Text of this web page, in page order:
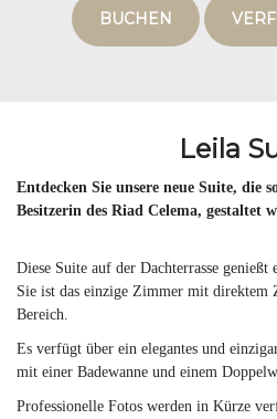
BUCHEN
Leila
Entdecken Sie unsere neue Suite, die
Besitzerin des Riad Celema, gestaltet
Diese Suite auf der Dachterrasse genießt
Sie ist das einzige Zimmer mit direktem
Bereich.
Es verfügt über ein elegantes und
mit einer Badewanne und einem
Professionelle Fotos werden in Kürze